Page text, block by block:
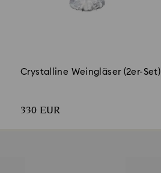
Crystalline Weingläser (2er-Set)
330 EUR